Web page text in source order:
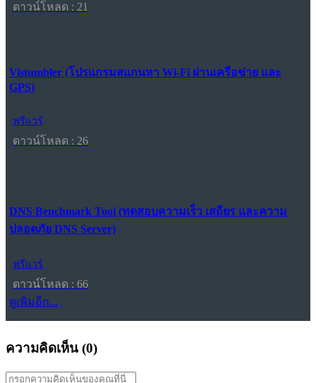
ดาวน์โหลด : 21
Vistumbler (โปรแกรมสแกนหา Wi-Fi ผ่านเครือข่าย และ
GPS)
ฟรีแวร์
ดาวน์โหลด : 26
DNS Benchmark Tool (ทดสอบความเร็ว เสถียร และความ
ปลอดภัย DNS Server)
ฟรีแวร์
ดาวน์โหลด : 66
ดูเพิ่มอีก...
ความคิดเห็น (0)